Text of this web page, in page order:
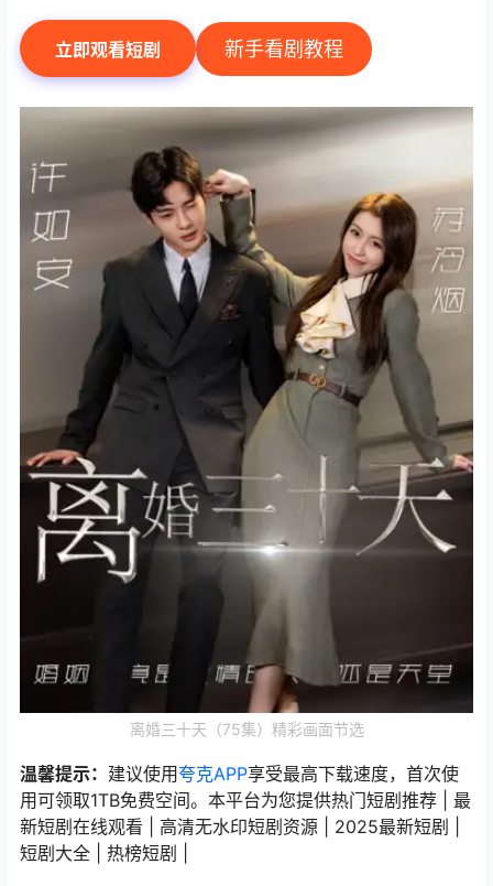
立即观看短剧 新手看剧教程
离婚三十天（75集）精彩画面节选
温馨提示： 建议使用夸克APP享受最高下载速度，首次使
用可领取1TB免费空间。本平台为您提供热门短剧推荐 | 最
新短剧在线观看 | 高清无水印短剧资源 | 2025最新短剧 |
短剧大全 | 热榜短剧 |